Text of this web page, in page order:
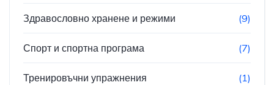
Здравословно хранене и режими (9)
Спорт и спортна програма (7)
Тренировъчни упражнения (1)